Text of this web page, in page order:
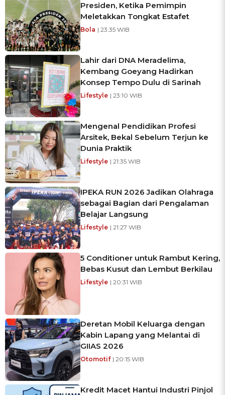
Presiden, Ketika Pemimpin
Meletakkan Tongkat Estafet
Bola | 23:35 WIB
Lahir dari DNA Meradelima,
Kembang Goeyang Hadirkan
Konsep Tempo Dulu di Sarinah
Lifestyle | 23:10 WIB
Mengenal Pendidikan Profesi
Arsitek, Bekal Sebelum Terjun ke
Dunia Praktik
Lifestyle | 21:35 WIB
IPEKA RUN 2026 Jadikan Olahraga
sebagai Bagian dari Pengalaman
Belajar Langsung
Lifestyle | 21:27 WIB
5 Conditioner untuk Rambut Kering,
Bebas Kusut dan Lembut Berkilau
Lifestyle | 20:31 WIB
Deretan Mobil Keluarga dengan
Kabin Lapang yang Melantai di
GIIAS 2026
Otomotif | 20:15 WIB
Kredit Macet Hantui Industri Pinjol